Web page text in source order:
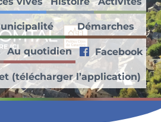
faisant partie des Petites Cités de
Démarches
Au quotidien Facebook
(télécharger l’application)